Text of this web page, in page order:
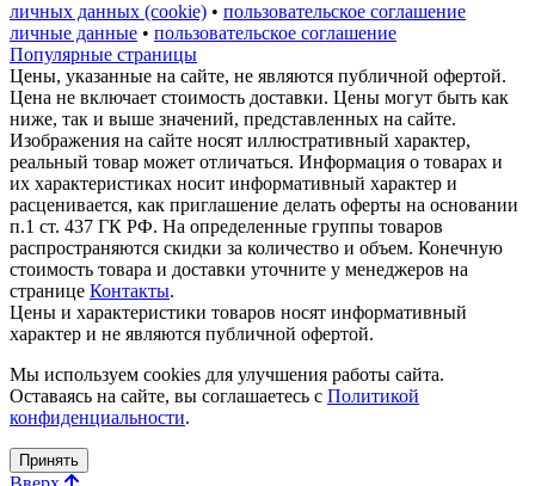
личных данных (cookie) • пользовательское соглашение
личные данные • пользовательское соглашение
Популярные страницы
Цены, указанные на сайте, не являются публичной офертой.
Цена не включает стоимость доставки. Цены могут быть как
ниже, так и выше значений, представленных на сайте.
Изображения на сайте носят иллюстративный характер,
реальный товар может отличаться. Информация о товарах и
их характеристиках носит информативный характер и
расценивается, как приглашение делать оферты на основании
п.1 ст. 437 ГК РФ. На определенные группы товаров
распространяются скидки за количество и объем. Конечную
стоимость товара и доставки уточните у менеджеров на
странице Контакты.
Цены и характеристики товаров носят информативный
характер и не являются публичной офертой.
Мы используем cookies для улучшения работы сайта.
Оставаясь на сайте, вы соглашаетесь с Политикой
конфиденциальности.
Принять